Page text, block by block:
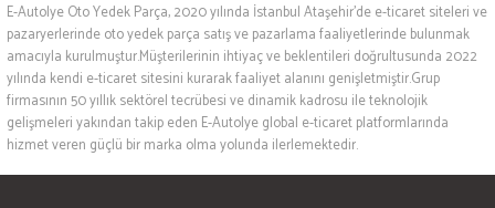
E-Autolye Oto Yedek Parça, 2020 yılında İstanbul Ataşehir’de e-ticaret siteleri ve
pazaryerlerinde oto yedek parça satış ve pazarlama faaliyetlerinde bulunmak
amacıyla kurulmuştur.Müşterilerinin ihtiyaç ve beklentileri doğrultusunda 2022
yılında kendi e-ticaret sitesini kurarak faaliyet alanını genişletmiştir.Grup
firmasının 50 yıllık sektörel tecrübesi ve dinamik kadrosu ile teknolojik
gelişmeleri yakından takip eden E-Autolye global e-ticaret platformlarında
hizmet veren güçlü bir marka olma yolunda ilerlemektedir.